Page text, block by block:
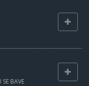
SE BAVE